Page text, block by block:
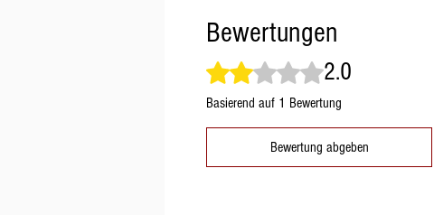
Bewertungen
Mit 2 von 5 Sternen bewertet.
2.0
Basierend auf 1 Bewertung
Bewertung abgeben